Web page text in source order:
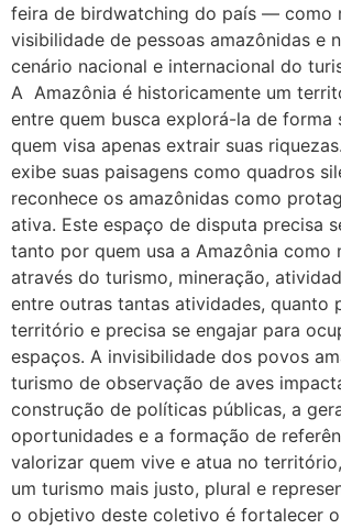
feira de birdwatching do país — como
visibilidade de pessoas amazônidas e
cenário nacional e internacional do
A Amazônia é historicamente um
entre quem busca explorá-la de forma
quem visa apenas extrair suas
exibe suas paisagens como quadros
reconhece os amazônidas como
ativa. Este espaço de disputa precisa
tanto por quem usa a Amazônia como
através do turismo, mineração,
entre outras tantas atividades, quanto
território e precisa se engajar para
espaços. A invisibilidade dos povos
turismo de observação de aves
construção de políticas públicas, a
oportunidades e a formação de
valorizar quem vive e atua no
um turismo mais justo, plural e
o objetivo deste coletivo é fortalecer